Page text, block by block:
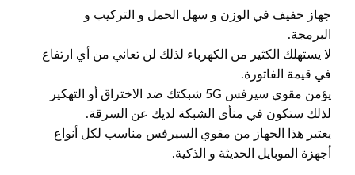
جهاز خفيف في الوزن و سهل الحمل و التركيب و
البرمجة.
لا يستهلك الكثير من الكهرباء لذلك لن تعاني من أي ارتفاع
في قيمة الفاتورة.
يؤمن مقوي سيرفس 5G شبكتك ضد الاختراق أو التهكير
لذلك ستكون في منأى الشبكة لديك عن السرقة.
يعتبر هذا الجهاز من مقوي السيرفس مناسب لكل أنواع
أجهزة الموبايل الحديثة و الذكية.